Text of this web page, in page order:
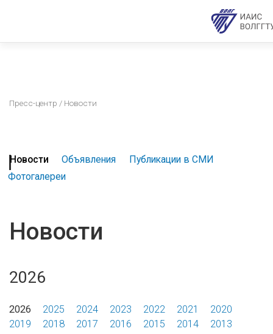
Пресс-центр / Новости
Новости Объявления
Публикации в СМИ
Фотогалереи
Новости
2026
2026 2025 2024 2023 2022 2021
2020
2019
2018 2017 2016 2015 2014
2013